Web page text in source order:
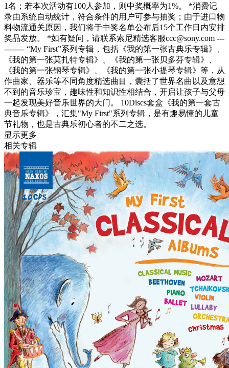
1名；若本次活动有100人参加，则中奖概率为1%。 *消费记
录由系统自动统计，符合条件的用户可参与抽奖；由于进口物
料物流通关原因，我们将于中奖名单公布后15个工作日内安排
奖品发放。 *如有疑问，请联系索尼精选客服ccc@sony.com ---
-------- “My First”系列专辑，包括《我的第一张古典乐专辑》、
《我的第一张莫扎特专辑》、《我的第一张贝多芬专辑》、
《我的第一张钢琴专辑》、《我的第一张小提琴专辑》等，从
作曲家、器乐等不同角度精选曲目，囊括了世界名曲以及意想
不到的音乐珍宝，趣味性和知识性相结合，开启让孩子与父母
一起发现美好音乐世界的大门。 10Discs套盒《我的第一套古
典音乐专辑》，汇集"My First"系列专辑，是有趣易懂的儿童
节礼物，也是古典乐初心者的不二之选。
显示更多
相关专辑